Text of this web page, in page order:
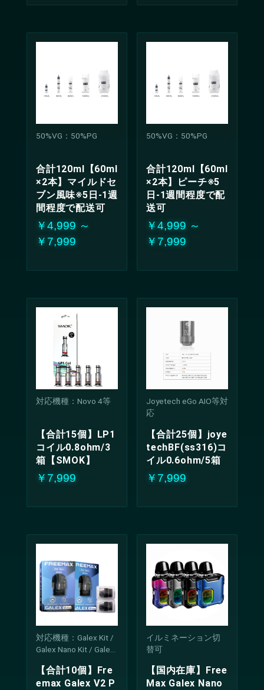
50%VG：50%PG
合計120ml【60ml
×2本】マイルドセ
ブン風味※5日-1週
間程度で配送可
￥4,999 ～
￥7,999
50%VG：50%PG
合計120ml【60ml
×2本】ピーチ※5
日-1週間程度で配
送可
￥4,999 ～
￥7,999
対応機種：Novo 4等
【合計15個】LP1
コイル0.8ohm/3
箱【SMOK】
￥7,999
Joyetech eGo AIO等対
応
【合計25個】joye
techBF(ss316)コ
イル0.6ohm/5箱
￥7,999
対応機種：Galex Kit /
Galex Nano Kit / Galex
Galex Nano 2 Kit / Gale
x Nano S
【合計10個】Fre
emax Galex V2 P
イルミネーション切
替可
【国内在庫】Free
Max Galex Nano